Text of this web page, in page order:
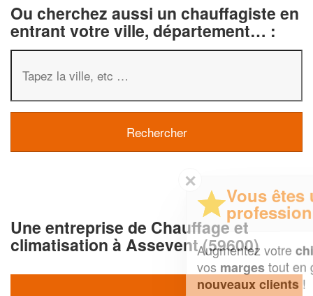
Ou cherchez aussi un chauffagiste en
entrant votre ville, département… :
Une entreprise de Chauffage et
climatisation à Assevent (59600)
Vous êtes un
professionnel ?
Augmentez votrechiffre d'affaireset
tout en gagnant de